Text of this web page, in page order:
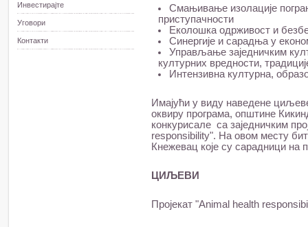
Инвестирајте
Уговори
Контакти
Смањивање изолације
приступачности
Еколошка одрживост и
Синергије и сарадња у
Управљање заједничким
културних вредности,
Интензивна културна,
Имајући у виду наведене
оквиру програма, општине
конкурисале са заједничким
responsibility". На овом месту
Кнежевац које су сарадници на
ЦИЉЕВИ
Пројекат "Animal health